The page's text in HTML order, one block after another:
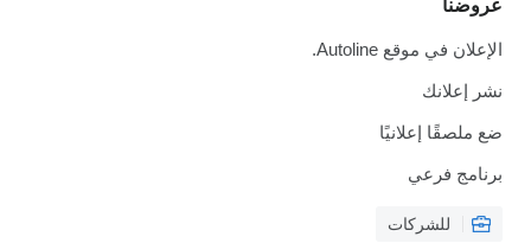
عروضنا
الإعلان في موقع Autoline.
نشر إعلانك
ضع ملصقًا إعلانيًا
برنامج فرعي
للشركات